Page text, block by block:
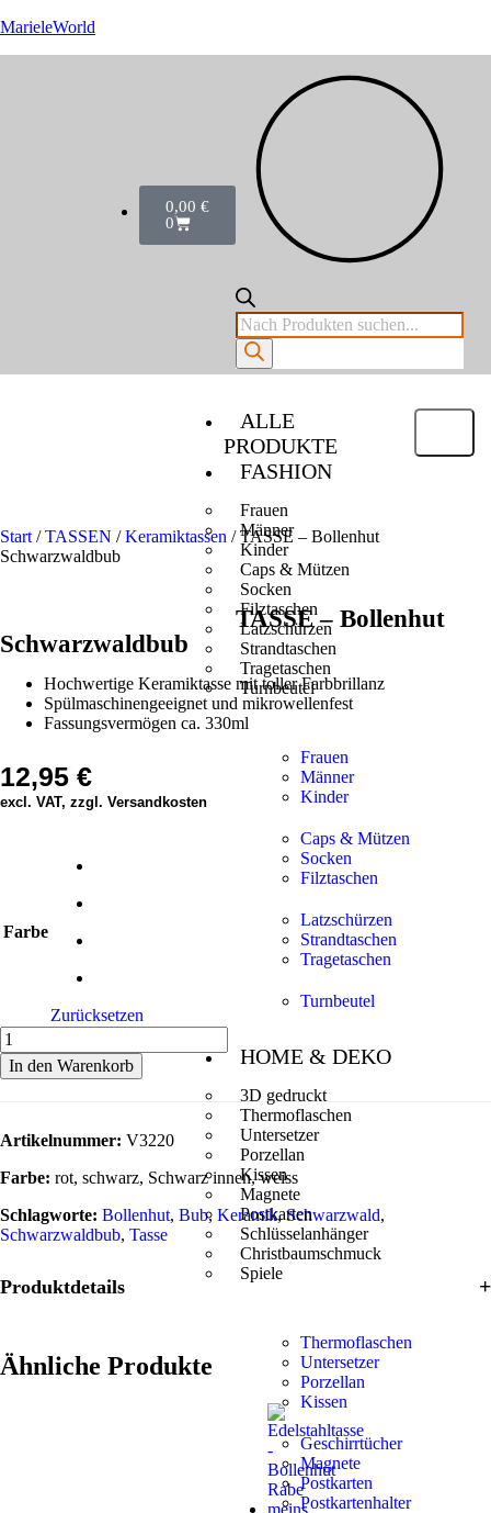
MarieleWorld
0,00 €
0
ALLE
PRODUKTE
FASHION
Frauen
Männer
Kinder
Caps & Mützen
Socken
Filztaschen
Latzschürzen
Strandtaschen
Tragetaschen
Turnbeutel
Frauen
Männer
Kinder
Caps & Mützen
Socken
Filztaschen
Latzschürzen
Strandtaschen
Tragetaschen
Turnbeutel
HOME & DEKO
3D gedruckt
Thermoflaschen
Untersetzer
Porzellan
Kissen
Magnete
Postkarten
Schlüsselanhänger
Christbaumschmuck
Spiele
Thermoflaschen
Untersetzer
Porzellan
Kissen
Geschirrtücher
Magnete
Postkarten
Postkartenhalter
Start /TASSEN /Keramiktassen / TASSE – Bollenhut
Schwarzwaldbub
TASSE – Bollenhut
Schwarzwaldbub
Hochwertige Keramiktasse mit toller Farbbrillanz
Spülmaschinengeeignet und mikrowellenfest
Fassungsvermögen ca. 330ml
12,95 €
excl. VAT, zzgl. Versandkosten
Farbe
Zurücksetzen
In den Warenkorb
Artikelnummer: V3220
Farbe: rot, schwarz, Schwarz innen, weiss
Schlagworte: Bollenhut, Bub, Keramik,Schwarzwald,
Schwarzwaldbub, Tasse
Produktdetails
Ähnliche Produkte